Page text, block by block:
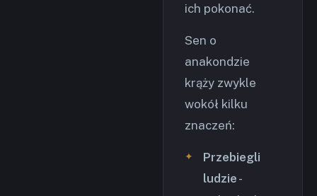
ich pokonać.
Sen o
anakondzie
krąży zwykle
wokół kilku
znaczeń:
Przebiegli
ludzie -